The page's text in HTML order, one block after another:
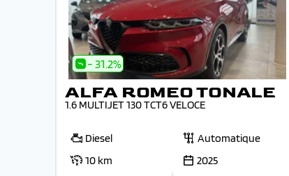
- 31.2%
ALFA ROMEO TONALE
1.6 MULTIJET 130 TCT6 VELOCE
Diesel
Automatique
10 km
2025